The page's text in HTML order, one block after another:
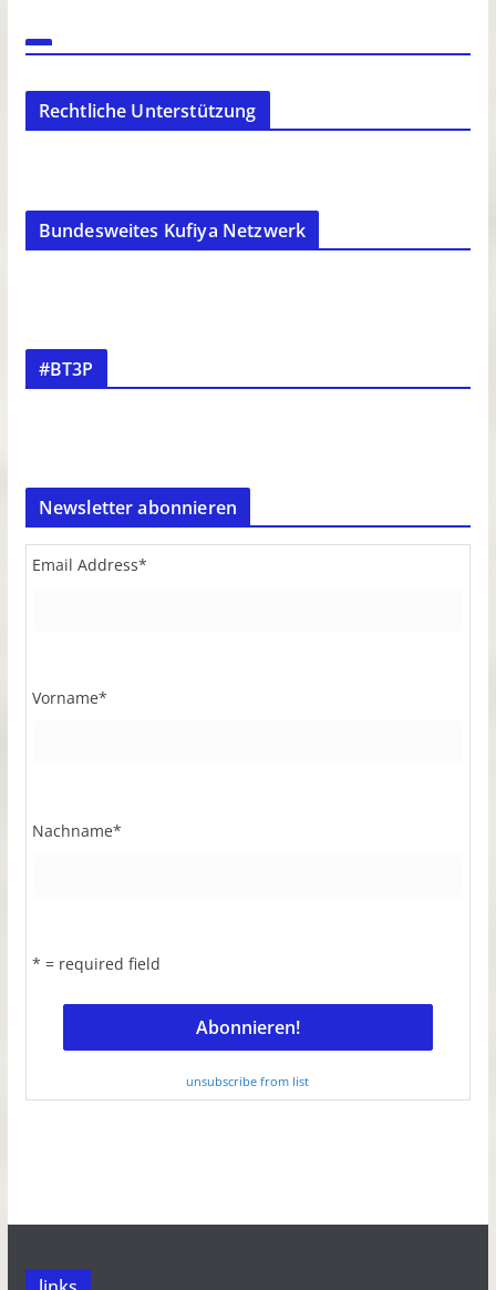
Rechtliche Unterstützung
Bundesweites Kufiya Netzwerk
#BT3P
Newsletter abonnieren
Email Address*
Vorname*
Nachname*
* = required field
unsubscribe from list